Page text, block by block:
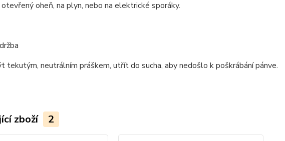
oheň, na plyn, nebo na elektrické sporáky.
tekutým, neutrálním práškem, utřít do sucha, aby nedošlo k poškrábání pánve.
zboží 2